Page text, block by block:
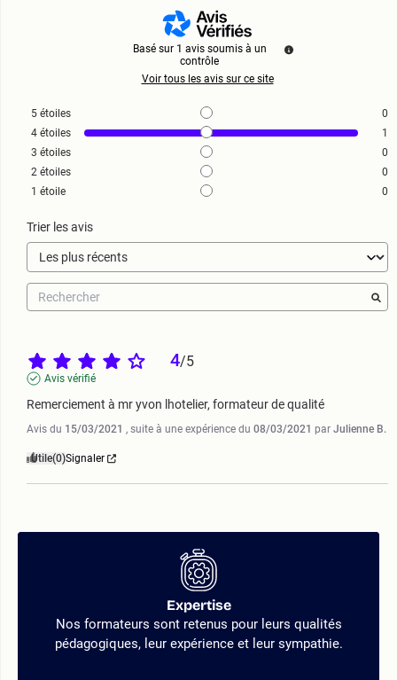
Basé sur 1 avis soumis à un
contrôle
Voir tous les avis sur ce site
5 étoiles
0
4 étoiles
1
3 étoiles
0
2 étoiles
0
1 étoile 0
Trier les avis
4/5
Avis vérifié
Remerciement à mr yvon lhotelier, formateur de qualité
Avis du 15/03/2021 , suite à une expérience du 08/03/2021 par Julienne B.
Utile(0)Signaler
Expertise
Nos formateurs sont retenus pour leurs qualités
pédagogiques, leur expérience et leur sympathie.